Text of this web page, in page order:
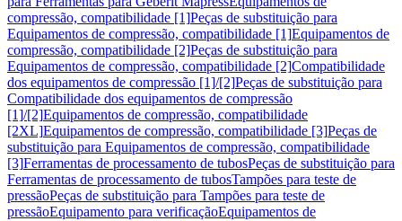
compressão, compatibilidade [1]Peças de substituição para
Equipamentos de compressão, compatibilidade [1]Equipamentos de
compressão, compatibilidade [2]Peças de substituição para
Equipamentos de compressão, compatibilidade [2]Compatibilidade
dos equipamentos de compressão [1]/[2]Peças de substituição para
Compatibilidade dos equipamentos de compressão
[1]/[2]Equipamentos de compressão, compatibilidade
[2XL]Equipamentos de compressão, compatibilidade [3]Peças de
substituição para Equipamentos de compressão, compatibilidade
[3]Ferramentas de processamento de tubosPeças de substituição para
Ferramentas de processamento de tubosTampões para teste de
pressãoPeças de substituição para Tampões para teste de
pressãoEquipamento para verificaçãoEquipamentos de